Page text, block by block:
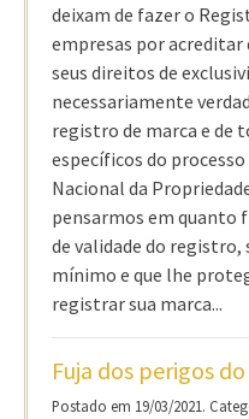
deixam de fazer o
empresas por acreditar
seus direitos de
necessariamente
registro de marca e de
específicos do
Nacional da
pensarmos em quanto
de validade do
mínimo e que lhe
registrar sua marca...
Fuja dos perigos
Postado em 19/03/2021.